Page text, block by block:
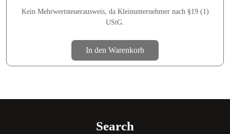
Kein Mehrwertsteuerausweis, da Kleinunternehmer nach §19 (1)
UStG.
In den Warenkorb
Search